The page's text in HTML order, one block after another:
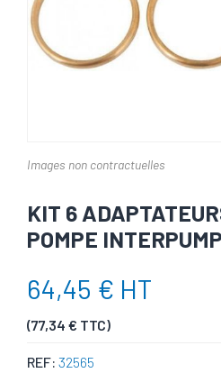
Images non contractuelles
KIT 6
POMPE
64,45 € HT
(77,34 € TTC)
REF: 32565